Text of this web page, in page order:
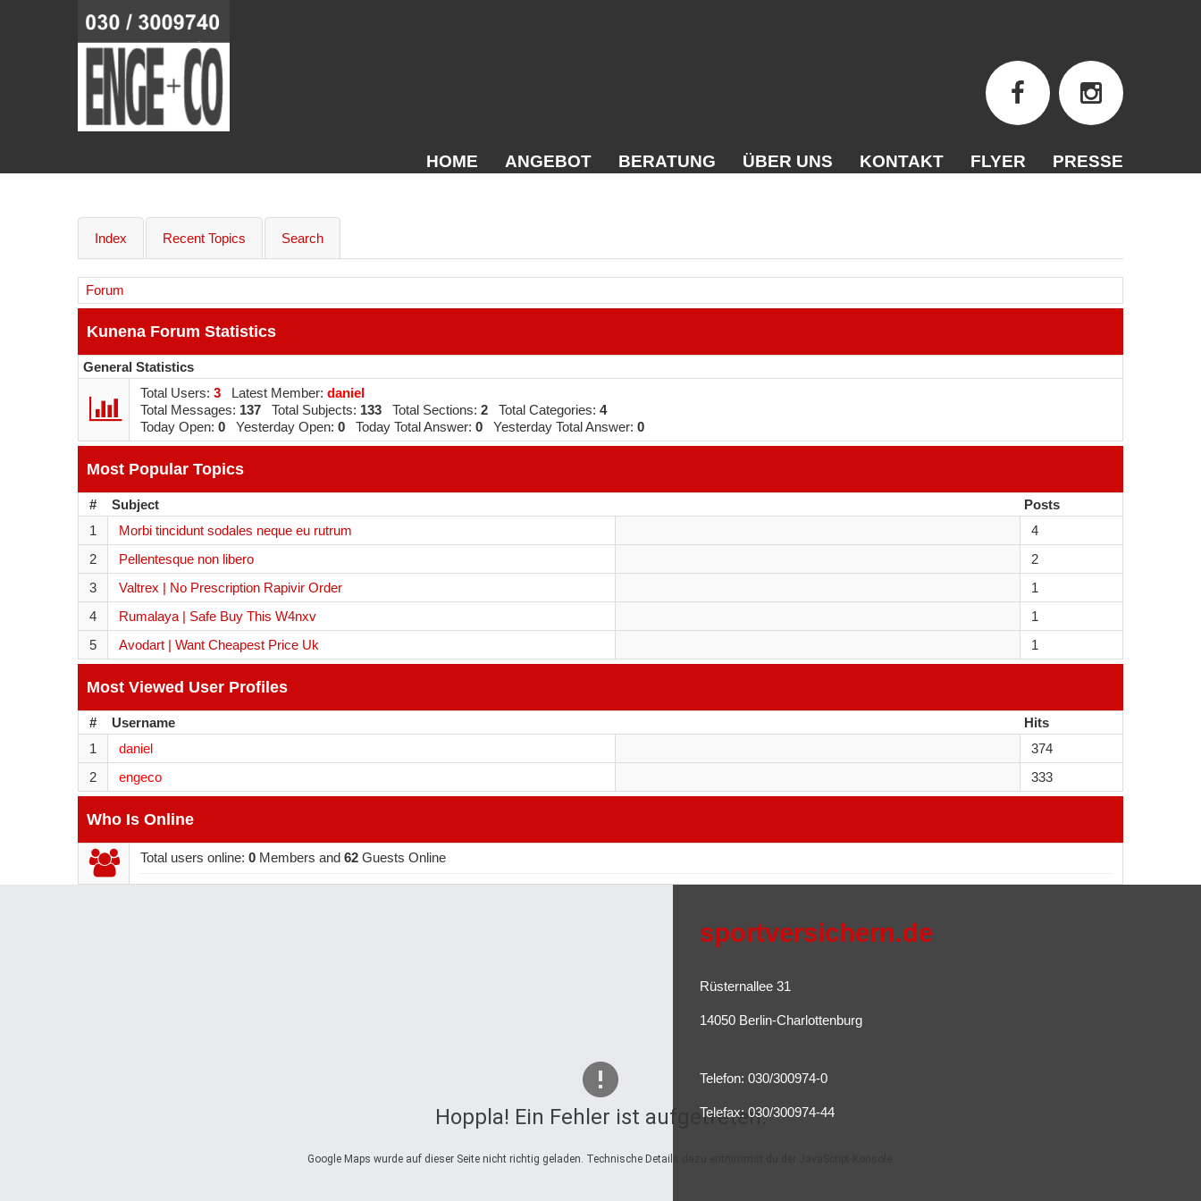
HOME ANGEBOT BERATUNG ÜBER UNS KONTAKT FLYER PRESSE
Index Recent Topics Search
Forum
Kunena Forum Statistics
General Statistics
Total Users: 3 Latest Member: daniel
Total Messages: 137 Total Subjects: 133 Total Sections: 2 Total Categories: 4
Today Open: 0 Yesterday Open: 0 Today Total Answer: 0 Yesterday Total Answer: 0
Most Popular Topics
# Subject
Posts
1
Morbi tincidunt sodales neque eu rutrum
4
2
Pellentesque non libero
2
3
Valtrex | No Prescription Rapivir Order
1
4
Rumalaya | Safe Buy This W4nxv
1
5
Avodart | Want Cheapest Price Uk 1
Most Viewed User Profiles
# Username
Hits
1
daniel
374
2
engeco 333
Who Is Online
Total users online: 0 Members and 62 Guests Online
sportversichern.de
Rüsternallee 31
14050 Berlin-Charlottenburg
Telefon: 030/300974-0
Telefax: 030/300974-44
Hoppla! Ein Fehler ist aufgetreten.
Google Maps wurde auf dieser Seite nicht richtig geladen. Technische Details dazu entnimmst du der JavaScript-Konsole.